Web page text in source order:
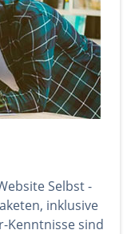
Selbst -
inklusive
Kenntnisse sind